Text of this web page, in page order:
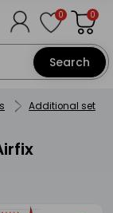
Search
0 0
Additional set